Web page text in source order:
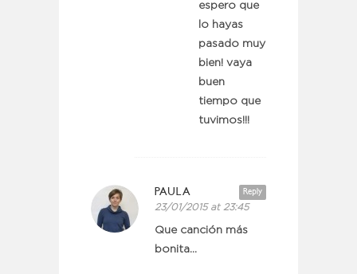
espero que
lo hayas
pasado muy
bien! vaya
buen
tiempo que
tuvimos!!!
Reply
PAULA
23/01/2015 at 23:45
Que canción más
bonita…